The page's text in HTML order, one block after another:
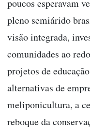
poucos esperavam
pleno semiárido
visão integrada,
comunidades ao
projetos de
alternativas de
meliponicultura, a
reboque da